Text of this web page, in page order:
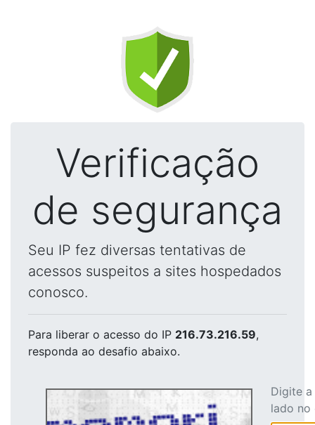
Verificação
de segurança
Seu IP fez diversas tentativas de
acessos suspeitos a sites hospedados
conosco.
Para liberar o acesso do IP 216.73.216.59,
responda ao desafio abaixo.
Digite
lado no